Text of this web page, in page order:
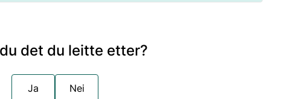
det du leitte etter?
Ja Nei